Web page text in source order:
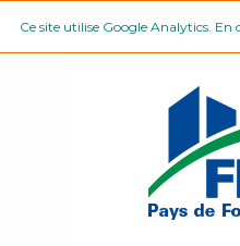
Ce site utilise Google Analytics.